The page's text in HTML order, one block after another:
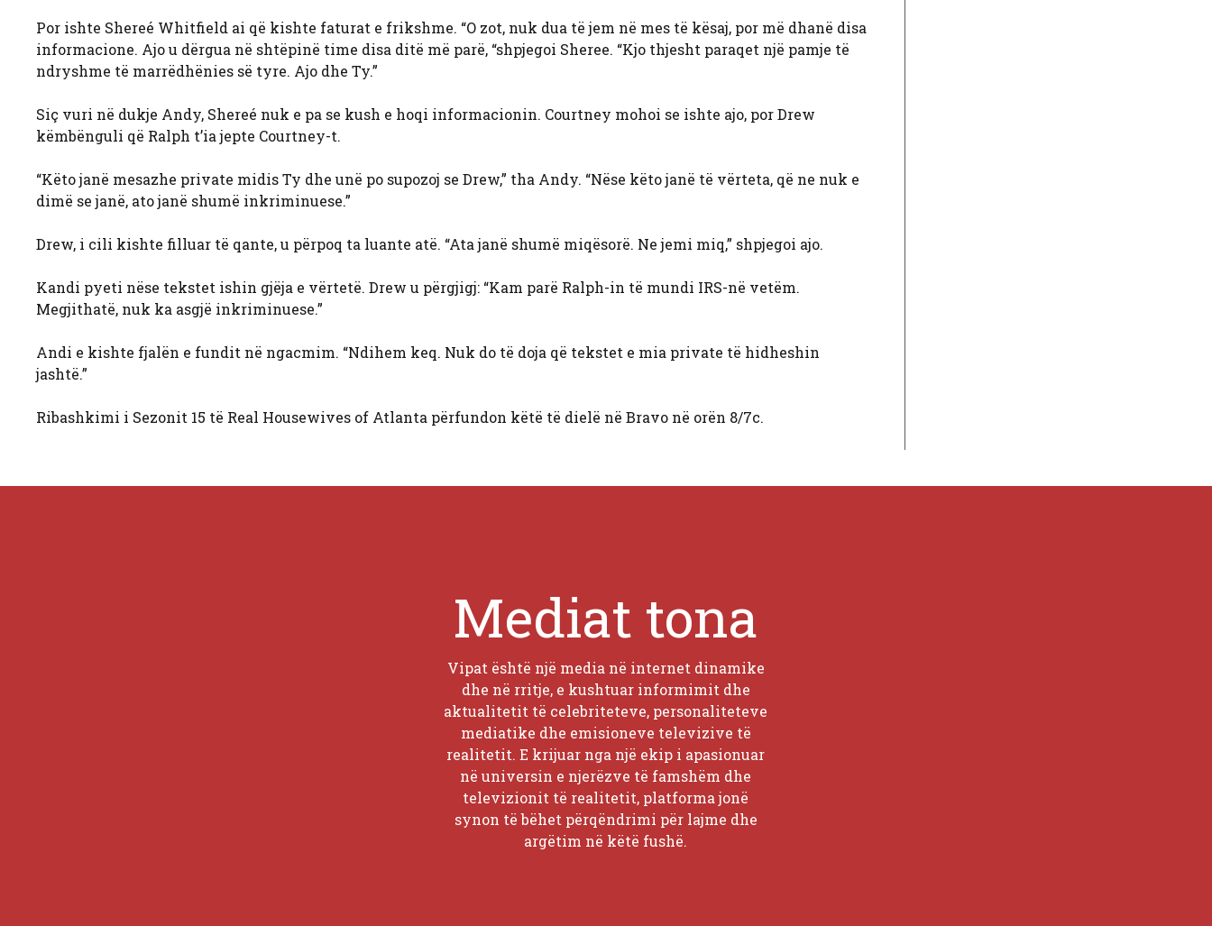
Por ishte Shereé Whitfield ai që kishte faturat e frikshme. “O zot, nuk dua të jem në mes të kësaj, por më dhanë disa
informacione. Ajo u dërgua në shtëpinë time disa ditë më parë, “shpjegoi Sheree. “Kjo thjesht paraqet një pamje të
ndryshme të marrëdhënies së tyre. Ajo dhe Ty.”
Siç vuri në dukje Andy, Shereé nuk e pa se kush e hoqi informacionin. Courtney mohoi se ishte ajo, por Drew
këmbënguli që Ralph t’ia jepte Courtney-t.
“Këto janë mesazhe private midis Ty dhe unë po supozoj se Drew,” tha Andy. “Nëse këto janë të vërteta, që ne nuk e
dimë se janë, ato janë shumë inkriminuese.”
Drew, i cili kishte filluar të qante, u përpoq ta luante atë. “Ata janë shumë miqësorë. Ne jemi miq,” shpjegoi ajo.
Kandi pyeti nëse tekstet ishin gjëja e vërtetë. Drew u përgjigj: “Kam parë Ralph-in të mundi IRS-në vetëm.
Megjithatë, nuk ka asgjë inkriminuese.”
Andi e kishte fjalën e fundit në ngacmim. “Ndihem keq. Nuk do të doja që tekstet e mia private të hidheshin
jashtë.”
Ribashkimi i Sezonit 15 të Real Housewives of Atlanta përfundon këtë të dielë në Bravo në orën 8/7c.
Mediat tona
Vipat është një media në internet dinamike
dhe në rritje, e kushtuar informimit dhe
aktualitetit të celebriteteve, personaliteteve
mediatike dhe emisioneve televizive të
realitetit. E krijuar nga një ekip i apasionuar
në universin e njerëzve të famshëm dhe
televizionit të realitetit, platforma jonë
synon të bëhet përqëndrimi për lajme dhe
argëtim në këtë fushë.